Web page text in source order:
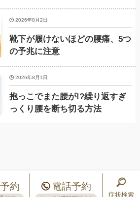
靴下が履けないほどの腰痛、5つ
の予兆に注意
2026年8月2日
抱っこでまた腰が!?繰り返すぎ
っくり腰を断ち切る方法
2026年8月1日
約 電話予約
症状検索